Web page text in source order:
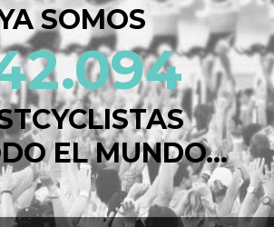
SOMOS
EL MUNDO...